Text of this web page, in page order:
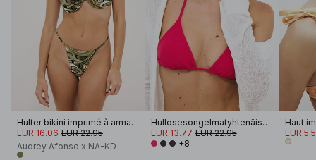
Hulter bikini imprimé à armatures
EUR 16.06 EUR 22.95
Audrey Afonso x NA-KD
Hullosesongelmatyhtenäiskappaleisetäbikinisylipääntyönkelaoppäälle
EUR 13.77 EUR 22.95
+8
EUR